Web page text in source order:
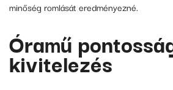
minőség romlását eredményezné.
Óramű
kivitelezés